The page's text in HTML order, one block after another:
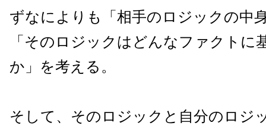
ずなによりも「相手のロジックの中
「そのロジックはどんなファクトに
か」を考える。
そして、そのロジックと自分のロジ